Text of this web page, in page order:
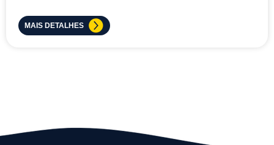
MAIS DETALHES